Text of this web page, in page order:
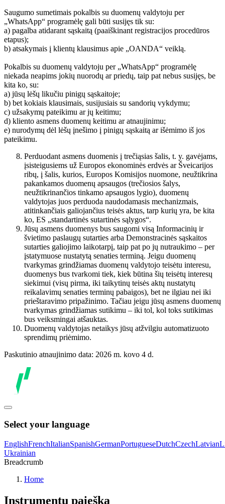
Saugumo sumetimais pokalbis su duomenų valdytoju per
„WhatsApp“ programėlę gali būti susijęs tik su:
a) pagalba atidarant sąskaitą (paaiškinant registracijos procedūros
etapus);
b) atsakymais į klientų klausimus apie „OANDA“ veiklą.
Pokalbis su duomenų valdytoju per „WhatsApp“ programėlę
niekada neapims jokių nuorodų ar priedų, taip pat nebus susijęs, be
kita ko, su:
a) jūsų lėšų likučiu pinigų sąskaitoje;
b) bet kokiais klausimais, susijusiais su sandorių vykdymu;
c) užsakymų pateikimu ar jų keitimu;
d) kliento asmens duomenų keitimu ar atnaujinimu;
e) nurodymų dėl lėšų įnešimo į pinigų sąskaitą ar išėmimo iš jos
pateikimu.
Perduodant asmens duomenis į trečiąsias šalis, t. y. gavėjams,
įsisteigusiems už Europos ekonominės erdvės ar Šveicarijos
ribų, į šalis, kurios, Europos Komisijos nuomone, neužtikrina
pakankamos duomenų apsaugos (trečiosios šalys,
neužtikrinančios tinkamo apsaugos lygio), duomenų
valdytojas juos perduoda naudodamasis mechanizmais,
atitinkančiais galiojančius teisės aktus, tarp kurių yra, be kita
ko, ES „standartinės sutartinės sąlygos“.
Jūsų asmens duomenys bus saugomi visą Informacinių ir
švietimo paslaugų sutarties arba Demonstracinės sąskaitos
sutarties galiojimo laikotarpį, taip pat po jų nutraukimo – per
įstatymuose nustatytą senaties terminą. Jeigu duomenų
tvarkymas grindžiamas duomenų valdytojo teisėtu interesu,
duomenys bus tvarkomi tiek, kiek būtina šių teisėtų interesų
siekimui (visų pirma, iki taikytinų teisės aktų nustatytų
reikalavimų senaties terminų pabaigos), bet ne ilgiau nei iki
prieštaravimo pripažinimo. Tačiau jeigu jūsų asmens duomenų
tvarkymas grindžiamas sutikimu – iki tol, kol toks sutikimas
bus veiksmingai atšauktas.
Duomenų valdytojas netaikys jūsų atžvilgiu automatizuoto
sprendimų priėmimo.
Paskutinio atnaujinimo data: 2026 m. kovo 4 d.
Select your language
EnglishFrenchItalianSpanishGermanPortugueseDutchCzechLatvian
Ukrainian
Breadcrumb
Home
Instrumentų paieška